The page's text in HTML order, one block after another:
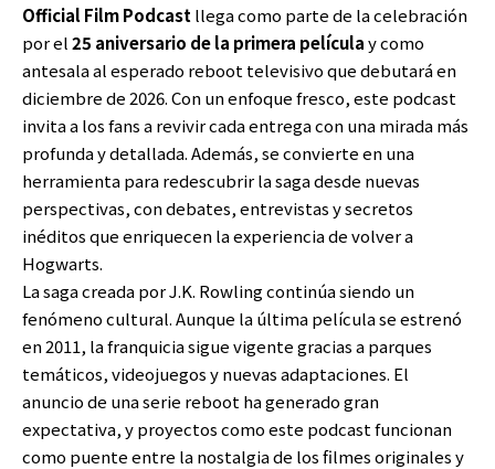
Official Film Podcast llega como parte de la celebración
por el25 aniversario de la primera películay como
antesala al esperado reboot televisivo que debutará en
diciembre de 2026. Con un enfoque fresco, este podcast
invita a los fans a revivir cada entrega con una mirada más
profunda y detallada. Además, se convierte en una
herramienta para redescubrir la saga desde nuevas
perspectivas, con debates, entrevistas y secretos
inéditos que enriquecen la experiencia de volver a
Hogwarts.
La saga creada por J.K. Rowling continúa siendo un
fenómeno cultural. Aunque la última película se estrenó
en 2011, la franquicia sigue vigente gracias a parques
temáticos, videojuegos y nuevas adaptaciones. El
anuncio de una serie reboot ha generado gran
expectativa, y proyectos como este podcast funcionan
como puente entre la nostalgia de los filmes originales y